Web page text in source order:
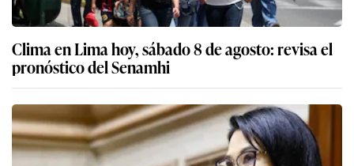
Clima en Lima hoy, sábado 8 de agosto: revisa el
pronóstico del Senamhi